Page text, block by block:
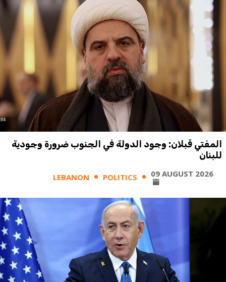
المفتي قبلان: وجود الدولة في الجنوب ضرورة وجودية
للبنان
LEBANON POLITICS 09 AUGUST 2026